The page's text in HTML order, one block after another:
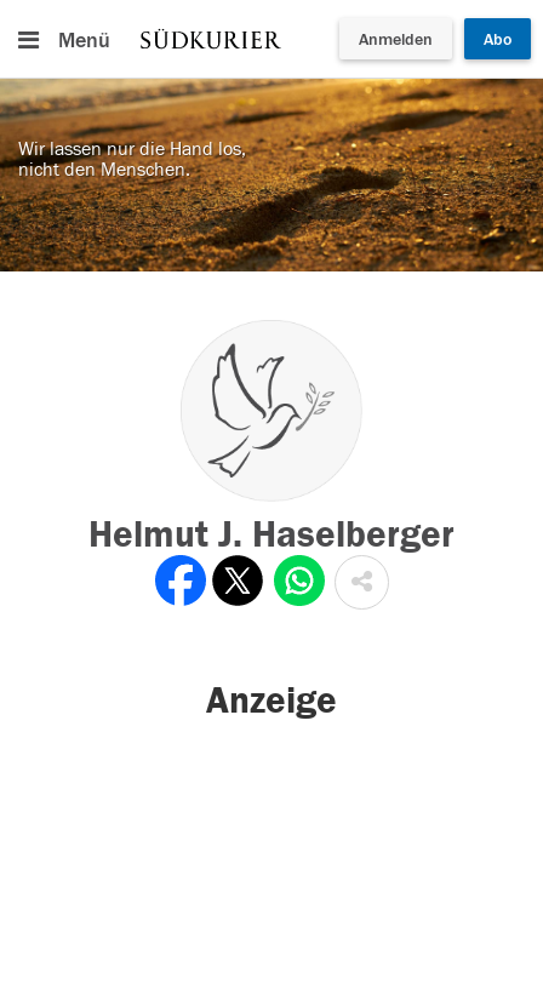
Menü Anmelden Abo
Wir lassen nur die Hand los,
nicht den Menschen.
Helmut J. Haselberger
Anzeige